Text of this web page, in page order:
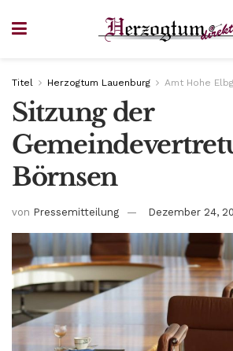
Titel Herzogtum Lauenburg Amt Hohe
Sitzung der
Börnsen
von Pressemitteilung Dezember 24,